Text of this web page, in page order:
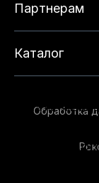
Партнерам
Каталог
Обработка
опыта на нашем
данный сайт, вы
технологий. Для